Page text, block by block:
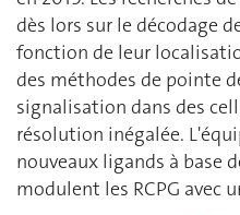
dès lors sur le décodage
fonction de leur
des méthodes de pointe
signalisation dans des
résolution inégalée.
nouveaux ligands à base
modulent les RCPG avec